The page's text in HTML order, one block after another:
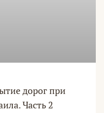
дорог при
Часть 2